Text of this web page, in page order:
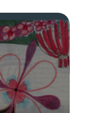
die denn keine